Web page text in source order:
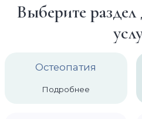
Выберите
Остеопатия
Подробнее